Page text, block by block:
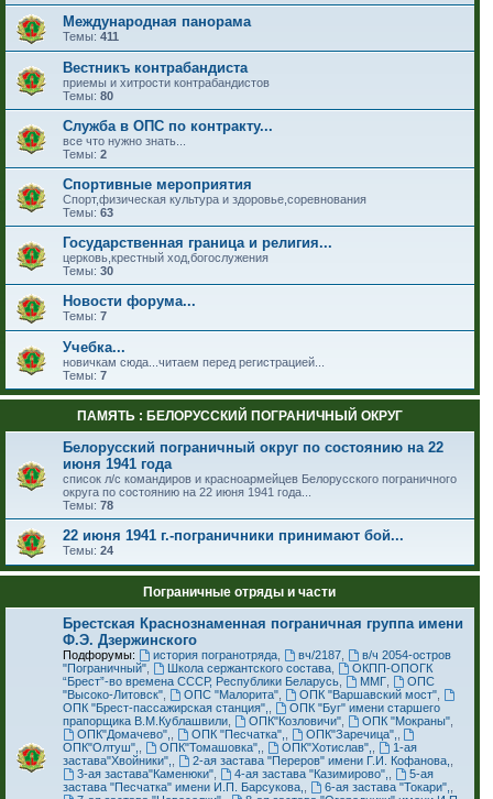
Международная панорама
Темы: 411
Вестникъ контрабандиста
приемы и хитрости контрабандистов
Темы: 80
Служба в ОПС по контракту...
все что нужно знать...
Темы: 2
Спортивные мероприятия
Спорт,физическая культура и здоровье,соревнования
Темы: 63
Государственная граница и религия...
церковь,крестный ход,богослужения
Темы: 30
Новости форума...
Темы: 7
Учебка...
новичкам сюда...читаем перед регистрацией...
Темы: 7
ПАМЯТЬ : БЕЛОРУССКИЙ ПОГРАНИЧНЫЙ ОКРУГ
Белорусский пограничный округ по состоянию на 22
июня 1941 года
список л/с командиров и красноармейцев Белорусского пограничного
округа по состоянию на 22 июня 1941 года...
Темы: 78
22 июня 1941 г.-пограничники принимают бой...
Темы: 24
Пограничные отряды и части
Брестская Краснознаменная пограничная группа имени
Ф.Э. Дзержинского
Подфорумы: история погранотряда, вч/2187,
в/ч 2054-остров
"Пограничный", Школа сержантского состава,
ОКПП-ОПОГК
“Брест”-во времена СССР, Республики Беларусь, ММГ,
ОПС
"Высоко-Литовск", ОПС "Малорита", ОПК "Варшавский мост",
ОПК "Брест-пассажирская станция",,
ОПК "Буг" имени старшего
прапорщика В.М.Кублашвили, ОПК"Козловичи", ОПК "Мокраны",
ОПК"Домачево",, ОПК "Песчатка",, ОПК"Заречица",,
ОПК"Олтуш",, ОПК"Томашовка",, ОПК"Хотислав",,
1-ая
застава"Хвойники",, 2-ая застава "Переров" имени Г.И. Кофанова,,
3-ая застава"Каменюки", 4-ая застава "Казимирово",,
5-ая
застава "Песчатка" имени И.П. Барсукова,, 6-ая застава "Токари",,